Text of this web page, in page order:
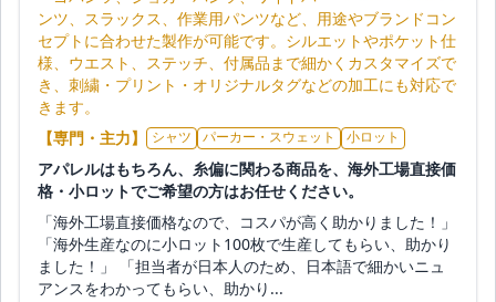
ンツ、スラックス、作業用パンツなど、用途やブランドコン
セプトに合わせた製作が可能です。シルエットやポケット仕
様、ウエスト、ステッチ、付属品まで細かくカスタマイズで
き、刺繍・プリント・オリジナルタグなどの加工にも対応で
きます。
【専門・主力】
シャツ パーカー・スウェット 小ロット
アパレルはもちろん、糸偏に関わる商品を、海外工場直接価
格・小ロットでご希望の方はお任せください。
「海外工場直接価格なので、コスパが高く助かりました！」
「海外生産なのに小ロット100枚で生産してもらい、助かり
ました！」 「担当者が日本人のため、日本語で細かいニュ
アンスをわかってもらい、助かり...